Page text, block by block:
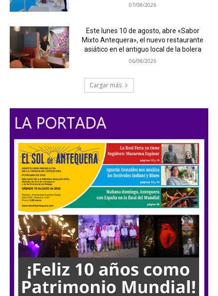
07/08/2026
Este lunes 10 de agosto, abre «Sabor
Mixto Antequera», el nuevo restaurante
asiático en el antiguo local de la bolera
06/08/2026
Cargar más